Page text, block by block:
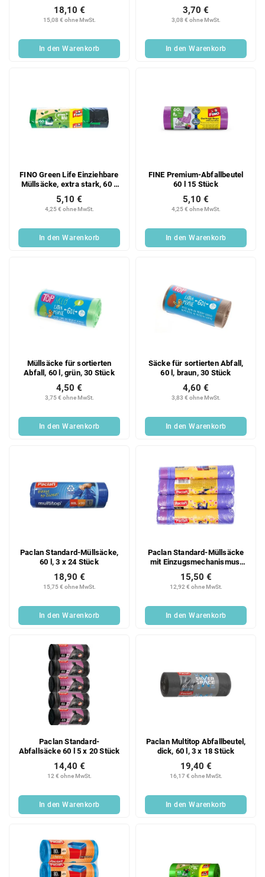
15,08 € ohne MwSt.
18,10 €
In den Warenkorb
3,08 € ohne MwSt.
3,70 €
In den Warenkorb
FINO Green Life Einziehbare
Müllsäcke, extra stark, 60 l,
4,25 € ohne MwSt.
5,10 €
In den Warenkorb
FINE Premium-Abfallbeutel
60 l 15 Stück
4,25 € ohne MwSt.
5,10 €
In den Warenkorb
Müllsäcke für sortierten
Abfall, 60 l, grün, 30 Stück
3,75 € ohne MwSt.
4,50 €
In den Warenkorb
Säcke für sortierten Abfall,
60 l, braun, 30 Stück
3,83 € ohne MwSt.
4,60 €
In den Warenkorb
Paclan Standard-Müllsäcke,
60 l, 3 x 24 Stück
15,75 € ohne MwSt.
18,90 €
In den Warenkorb
Paclan Standard-Müllsäcke
mit Einzugsmechanismus,
60 l, 4 x 10 Stück
12,92 € ohne MwSt.
15,50 €
In den Warenkorb
Paclan Standard-
Abfallsäcke 60 l 5 x 20 Stück
12 € ohne MwSt.
14,40 €
In den Warenkorb
Paclan Multitop Abfallbeutel,
dick, 60 l, 3 x 18 Stück
16,17 € ohne MwSt.
19,40 €
In den Warenkorb